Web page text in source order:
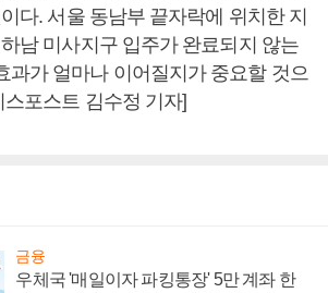
다. 서울 동남부 끝자락에 위치한 지
남 미사지구 입주가 완료되지 않는
과가 얼마나 이어질지가 중요할 것으
포스트 김수정 기자]
금융
우체국 '매일이자 파킹통장' 5만 계좌 한